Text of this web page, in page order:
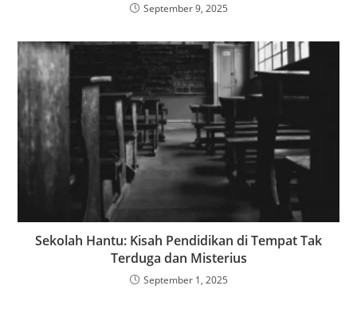
September 9, 2025
Sekolah Hantu: Kisah Pendidikan di Tempat Tak
Terduga dan Misterius
September 1, 2025